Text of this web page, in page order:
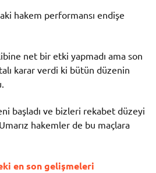
hakem performansı endişe
net bir etki yapmadı ama son
karar verdi ki bütün düzenin
başladı ve bizleri rekabet düzeyi
hakemler de bu maçlara
en son gelişmeleri